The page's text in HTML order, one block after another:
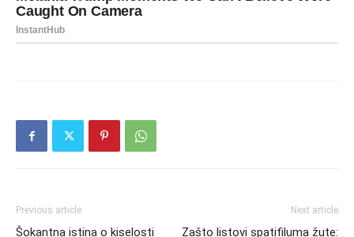
Previous article
Šokantna istina o kiselosti
Next article
Zašto listovi spatifiluma žute: